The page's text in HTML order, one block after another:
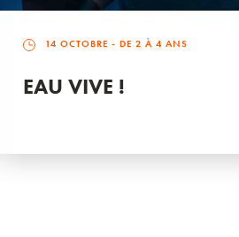
14 OCTOBRE - DE 2 À 4 ANS
EAU VIVE !